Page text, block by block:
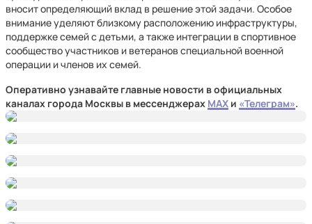
вносит определяющий вклад в решение этой задачи. Особое
внимание уделяют близкому расположению инфраструктуры,
поддержке семей с детьми, а также интеграции в спортивное
сообщество участников и ветеранов специальной военной
операции и членов их семей.
Оперативно узнавайте главные новости в официальных
каналах города Москвы в мессенджерах MAX и «Телеграм».